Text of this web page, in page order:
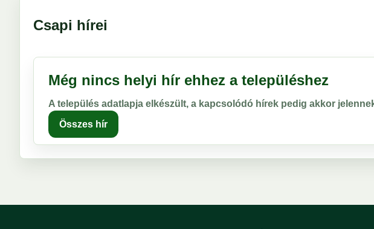
Csapi hírei
Még nincs helyi hír ehhez a településhez
A település adatlapja elkészült, a kapcsolódó hírek pedig akkor
Összes hír